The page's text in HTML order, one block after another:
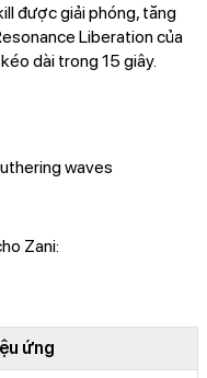
được giải phóng, tăng
Liberation của
dài trong 15 giây.
Zani:
ứng